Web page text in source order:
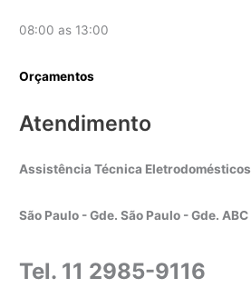
08:00 as 13:00
Orçamentos
Atendimento
Assistência Técnica Eletrodomésticos
São Paulo - Gde. São Paulo - Gde. ABC
Tel. 11 2985-9116